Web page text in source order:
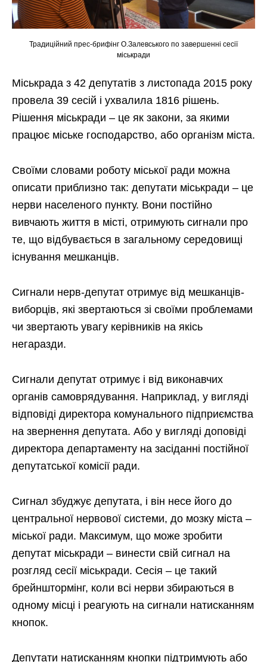
Традиційний прес-брифінг О.Залевського по завершенні сесії
міськради
Міськрада з 42 депутатів з листопада 2015 року
провела 39 сесій і ухвалила 1816 рішень.
Рішення міськради – це як закони, за якими
працює міське господарство, або організм міста.
Своїми словами роботу міської ради можна
описати приблизно так: депутати міськради – це
нерви населеного пункту. Вони постійно
вивчають життя в місті, отримують сигнали про
те, що відбувається в загальному середовищі
існування мешканців.
Сигнали нерв-депутат отримує від мешканців-
виборців, які звертаються зі своїми проблемами
чи звертають увагу керівників на якісь
негаразди.
Сигнали депутат отримує і від виконавчих
органів самоврядування. Наприклад, у вигляді
відповіді директора комунального підприємства
на звернення депутата. Або у вигляді доповіді
директора департаменту на засіданні постійної
депутатської комісії ради.
Сигнал збуджує депутата, і він несе його до
центральної нервової системи, до мозку міста –
міської ради. Максимум, що може зробити
депутат міськради – винести свій сигнал на
розгляд сесії міськради. Сесія – це такий
брейнштормінг, коли всі нерви збираються в
одному місці і реагують на сигнали натисканням
кнопок.
Депутати натисканням кнопки підтримують або